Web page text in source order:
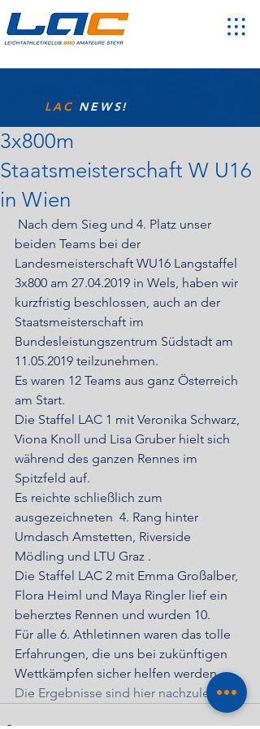
LAC NEWS!
3x800m
Staatsmeisterschaft W U16
in Wien
beiden Teams bei der
Landesmeisterschaft WU16 Langstaffel
3x800 am 27.04.2019 in Wels, haben wir
kurzfristig beschlossen, auch an der
Staatsmeisterschaft im
Bundesleistungszentrum Südstadt am
11.05.2019 teilzunehmen.
Es waren 12 Teams aus ganz Österreich
am Start.
Die Staffel LAC 1 mit Veronika Schwarz,
Viona Knoll und Lisa Gruber hielt sich
während des ganzen Rennes im
Spitzfeld auf.
Es reichte schließlich zum
ausgezeichneten  4. Rang hinter
Umdasch Amstetten, Riverside
Mödling und LTU Graz .
Die Staffel LAC 2 mit Emma Großalber,
Flora Heiml und Maya Ringler lief ein
beherztes Rennen und wurden 10.
Für alle 6. Athletinnen waren das tolle
Erfahrungen, die uns bei zukünftigen
Wettkämpfen sicher helfen werden.
Die Ergebnisse sind hier nachzulesen